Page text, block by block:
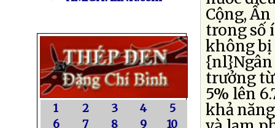
1 2 3 4
5
6
7 8 9
10
Cộng,
trong số
không bị
trưởng
5% lên
khả